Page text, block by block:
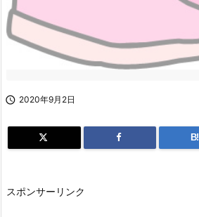
 2020年9月2日
B!
スポンサーリンク